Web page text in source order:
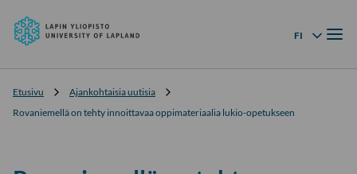
Siirry
suoraan
yliopisto
FI
Kielivalikko
Etusivu
Ajankohtaisia uutisia
Rovaniemellä on tehty innoittavaa oppimateriaalia lukio-opetukseen